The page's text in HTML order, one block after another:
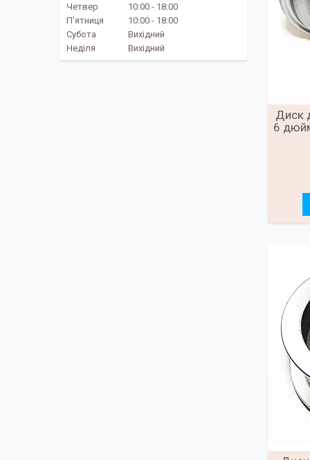
Диск
6
Четвер
10:00
18:00
Пʼятниця
10:00
18:00
Субота
Вихідний
Неділя
Вихідний